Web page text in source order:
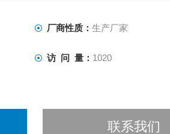
厂商性质： 生产厂家
访 问 量： 1020
联系我们